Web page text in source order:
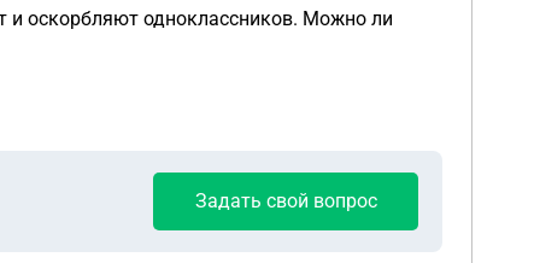
и оскорбляют одноклассников. Можно ли
Задать свой вопрос